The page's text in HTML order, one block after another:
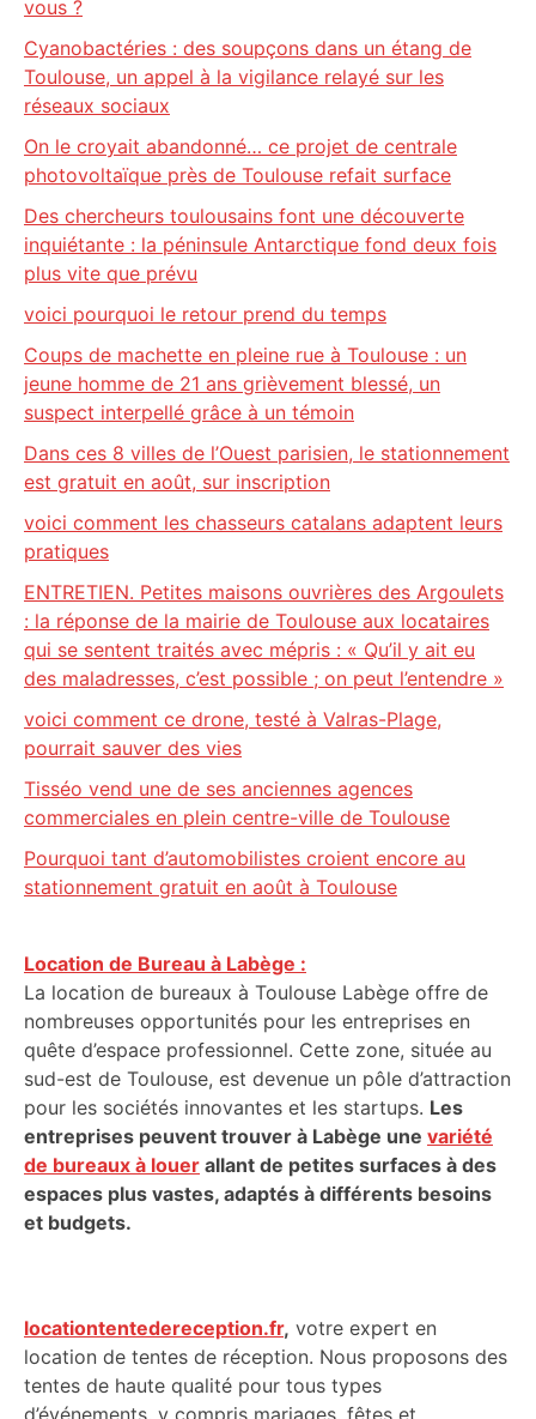
vous ?
Cyanobactéries : des soupçons dans un étang de
Toulouse, un appel à la vigilance relayé sur les
réseaux sociaux
On le croyait abandonné… ce projet de centrale
photovoltaïque près de Toulouse refait surface
Des chercheurs toulousains font une découverte
inquiétante : la péninsule Antarctique fond deux fois
plus vite que prévu
voici pourquoi le retour prend du temps
Coups de machette en pleine rue à Toulouse : un
jeune homme de 21 ans grièvement blessé, un
suspect interpellé grâce à un témoin
Dans ces 8 villes de l’Ouest parisien, le stationnement
est gratuit en août, sur inscription
voici comment les chasseurs catalans adaptent leurs
pratiques
ENTRETIEN. Petites maisons ouvrières des Argoulets
: la réponse de la mairie de Toulouse aux locataires
qui se sentent traités avec mépris : « Qu’il y ait eu
des maladresses, c’est possible ; on peut l’entendre »
voici comment ce drone, testé à Valras-Plage,
pourrait sauver des vies
Tisséo vend une de ses anciennes agences
commerciales en plein centre-ville de Toulouse
Pourquoi tant d’automobilistes croient encore au
stationnement gratuit en août à Toulouse
Location de Bureau à Labège :
La location de bureaux à Toulouse Labège offre de
nombreuses opportunités pour les entreprises en
quête d’espace professionnel. Cette zone, située au
sud-est de Toulouse, est devenue un pôle d’attraction
pour les sociétés innovantes et les startups. Les
entreprises peuvent trouver à Labège une variété
de bureaux à louer allant de petites surfaces à des
espaces plus vastes, adaptés à différents besoins
et budgets.
locationtentedereception.fr, votre expert en
location de tentes de réception. Nous proposons des
tentes de haute qualité pour tous types
d’événements, y compris mariages, fêtes et